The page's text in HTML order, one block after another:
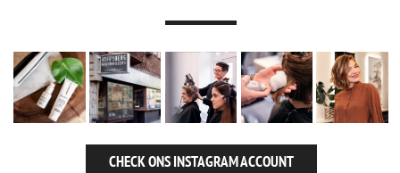
CHECK ONS INSTAGRAM ACCOUNT